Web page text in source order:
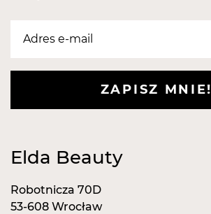
ZAPISZ MNIE!
Elda Beauty
Robotnicza 70D
53-608 Wrocław